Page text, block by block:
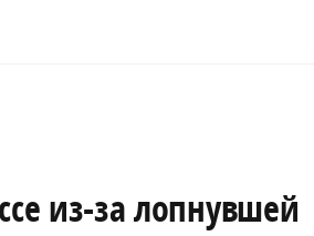
из-за лопнувшей